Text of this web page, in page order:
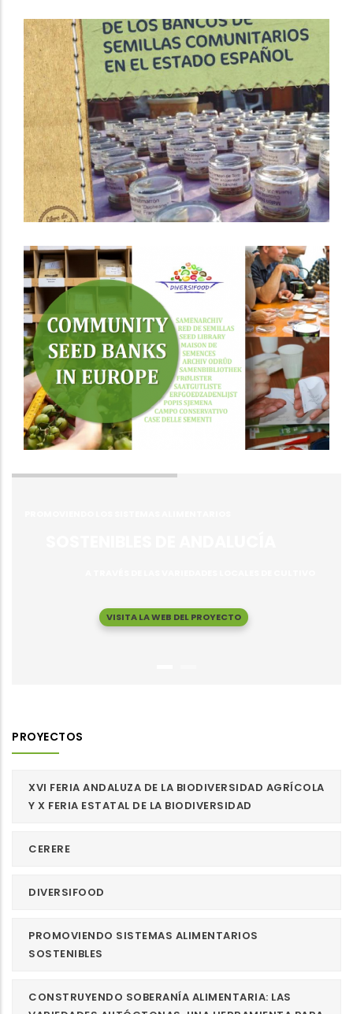
VISITA LA WEB DEL PROYECTO
PROYECTOS
XVI FERIA ANDALUZA DE LA BIODIVERSIDAD AGRÍCOLA
Y X FERIA ESTATAL DE LA BIODIVERSIDAD
CERERE
DIVERSIFOOD
PROMOVIENDO SISTEMAS ALIMENTARIOS
SOSTENIBLES
CONSTRUYENDO SOBERANÍA ALIMENTARIA: LAS